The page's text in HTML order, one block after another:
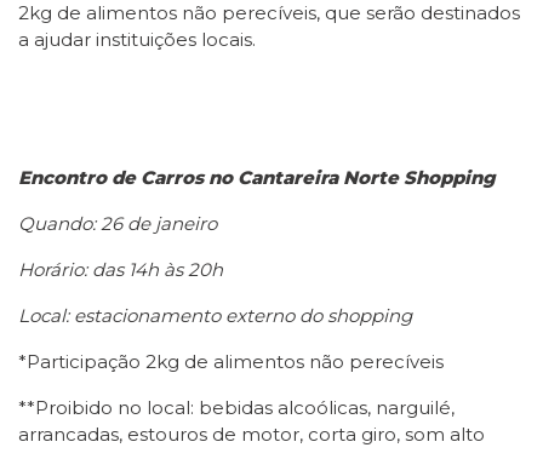
2kg de alimentos não perecíveis, que serão destinados
a ajudar instituições locais.
Encontro de Carrosno Cantareira Norte Shopping
Quando: 26 de janeiro
Horário: das 14h às 20h
Local: estacionamento externo do shopping
*Participação 2kg de alimentos não perecíveis
**Proibido no local: bebidas alcoólicas, narguilé,
arrancadas, estouros de motor, corta giro, som alto